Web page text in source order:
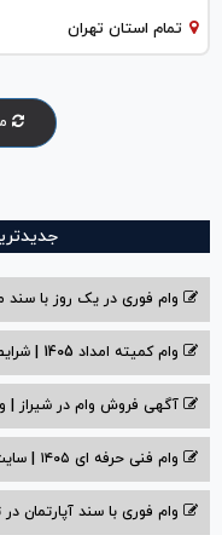
تمام استان تهران
وام فوری در یک روز با سند
وام کمیته امداد 1405 | شرایط دریافت، مبلغ وام، اقساط
آگهی فروش وام در شیراز |
وام فنی حرفه ای ۱۴۰۵ | سایت ثبت نام وام فنی حرفه ای
وام فوری با سند آپارتمان در